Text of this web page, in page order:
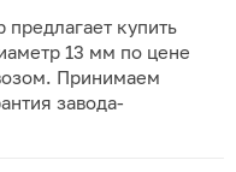
купить
13 мм по цене
Принимаем
завода-